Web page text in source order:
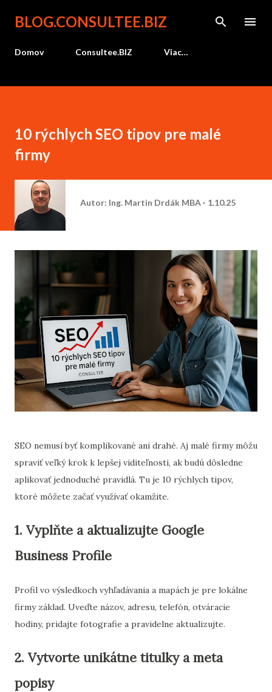
Preskočiť na hlavný obsah
BLOG.CONSULTEE.BIZ
Domov Consultee.BIZ Viac…
10 rýchlych SEO tipov pre malé
firmy
Autor: Ing. Martin Drdák MBA 1.10.25
SEO nemusí byť komplikované ani drahé. Aj malé firmy môžu
spraviť veľký krok k lepšej viditeľnosti, ak budú dôsledne
aplikovať jednoduché pravidlá. Tu je 10 rýchlych tipov,
ktoré môžete začať využívať okamžite.
1. Vyplňte a aktualizujte Google
Business Profile
Profil vo výsledkoch vyhľadávania a mapách je pre lokálne
firmy základ. Uveďte názov, adresu, telefón, otváracie
hodiny, pridajte fotografie a pravidelne aktualizujte.
2. Vytvorte unikátne titulky a meta
popisy